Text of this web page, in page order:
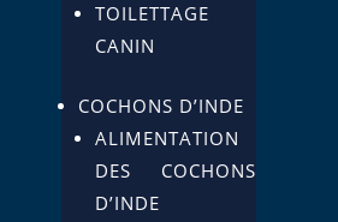
TOILETTAGE
CANIN
COCHONS D’INDE
ALIMENTATION
DES COCHONS
D’INDE